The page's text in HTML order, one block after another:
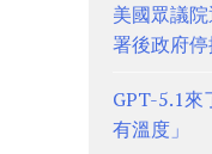
美國眾議
署後政府
GPT-5.1來
有溫度」